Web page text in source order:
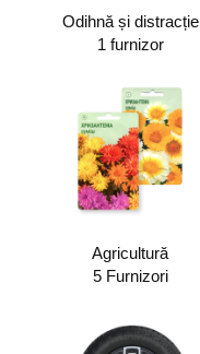
Odihnă și distracție
1 furnizor
Agricultură
5 Furnizori